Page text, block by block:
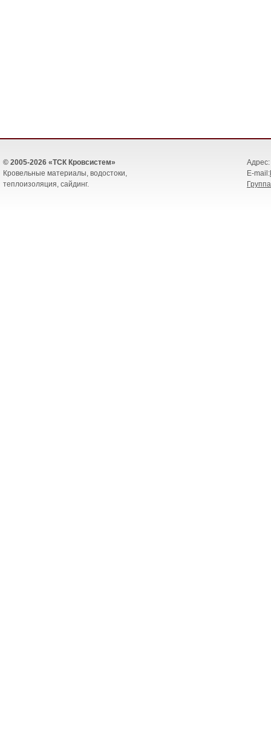
© 2005-2026 «ТСК Кровсистем»
Кровельные материалы, водостоки,
теплоизоляция, сайдинг.
Адрес:
E-mail: